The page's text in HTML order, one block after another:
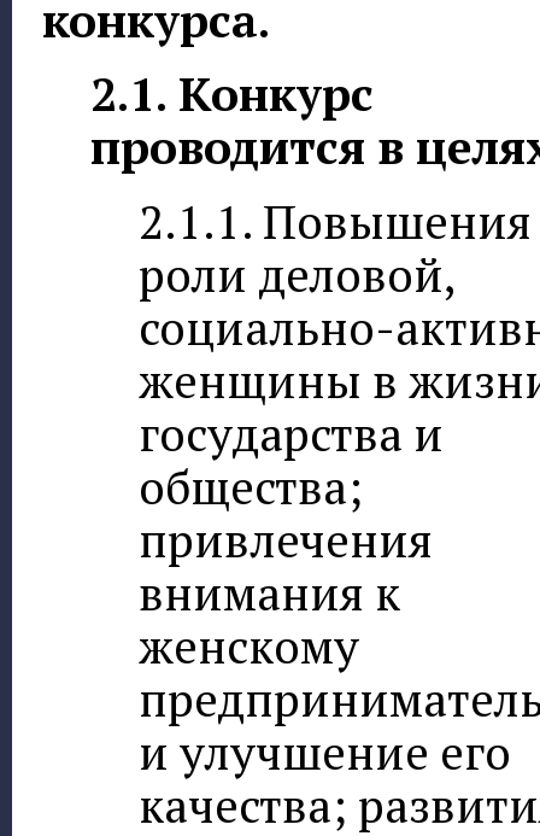
конкурса.
2.1. Конкурс
проводится в
2.1.1. Повышения
роли деловой,
социально-
женщины в
государства и
общества;
привлечения
внимания к
женскому
и улучшение его
качества;